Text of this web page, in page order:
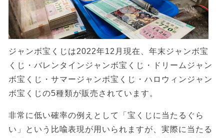
ジャンボ宝くじは2022年12月現在、年末ジャンボ宝
くじ・バレンタインジャンボ宝くじ・ドリームジャン
ボ宝くじ・サマージャンボ宝くじ・ハロウィンジャン
ボ宝くじの5種類が販売されています。
非常に低い確率の例えとして「宝くじに当たるぐら
い」という比喩表現が用いられますが、実際に当たる